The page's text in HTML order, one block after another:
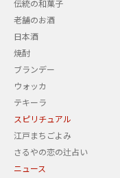
伝統の和菓子
老舗のお酒
日本酒
焼酎
ブランデー
ウォッカ
テキーラ
スピリチュアル
江戸まちごよみ
さるやの恋の辻占い
ニュース